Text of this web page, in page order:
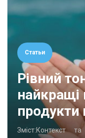
Статьи
Рівний
найкращі
продукти
Зміст:Контекст